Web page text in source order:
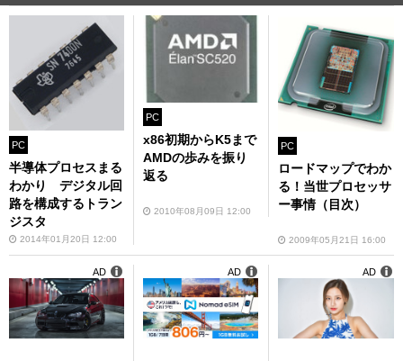
PC
半導体プロセスまる
わかり デジタル回
路を構成するトラン
ジスタ
2014年01月20日 12:00
PC
x86初期からK5まで
AMDの歩みを振り
返る
2010年08月09日 12:00
PC
ロードマップでわか
る！当世プロセッサ
ー事情（目次）
2009年05月21日 16:00
AD AD AD